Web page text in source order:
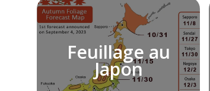
Feuillage au
Japon